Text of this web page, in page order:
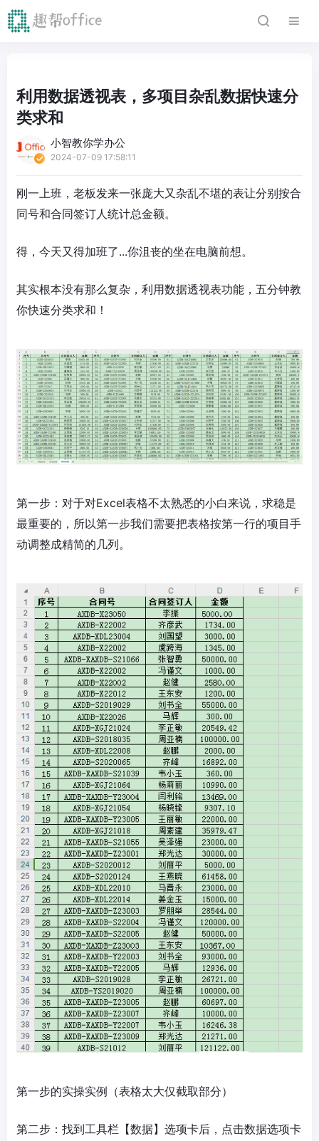
利用数据透视表，多项目杂乱数据快速分
类求和
小智教你学办公
2024-07-09 17:58:11
刚一上班，老板发来一张庞大又杂乱不堪的表让分别按合
同号和合同签订人统计总金额。
得，今天又得加班了...你沮丧的坐在电脑前想。
其实根本没有那么复杂，利用数据透视表功能，五分钟教
你快速分类求和！
第一步：对于对Excel表格不太熟悉的小白来说，求稳是
最重要的，所以第一步我们需要把表格按第一行的项目手
动调整成精简的几列。
第一步的实操实例（表格太大仅截取部分）
第二步：找到工具栏【数据】选项卡后，点击数据选项卡